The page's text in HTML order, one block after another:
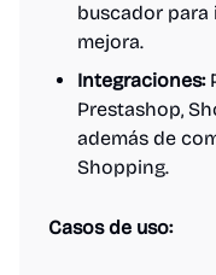
buscador
mejora.
Integraciones:
Prestashop,
además de
Shopping.
Casos de uso: